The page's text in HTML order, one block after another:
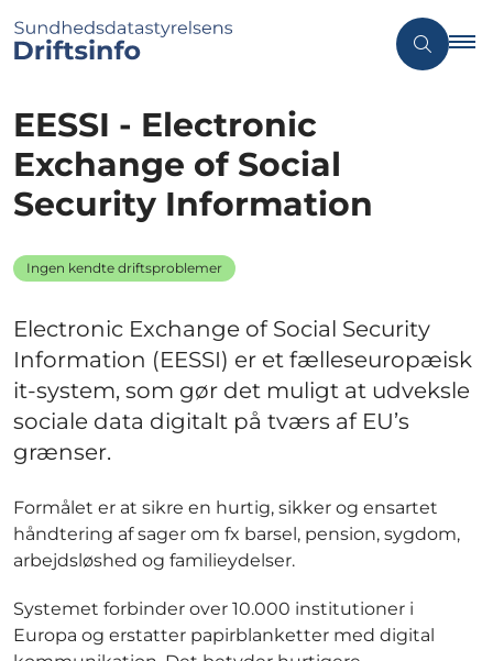
EESSI - Electronic
Exchange of Social
Security Information
Ingen kendte driftsproblemer
Electronic Exchange of Social Security
Information (EESSI) er et fælleseuropæisk
it-system, som gør det muligt at udveksle
sociale data digitalt på tværs af EU’s
grænser.
Formålet er at sikre en hurtig, sikker og ensartet
håndtering af sager om fx barsel, pension, sygdom,
arbejdsløshed og familieydelser.
Systemet forbinder over 10.000 institutioner i
Europa og erstatter papirblanketter med digital